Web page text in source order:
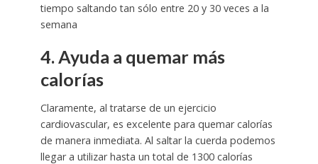
tiempo saltando tan sólo entre 20 y 30 veces a la
semana
4. Ayuda a quemar más
calorías
Claramente, al tratarse de un ejercicio
cardiovascular, es excelente para quemar calorías
de manera inmediata. Al saltar la cuerda podemos
llegar a utilizar hasta un total de 1300 calorías